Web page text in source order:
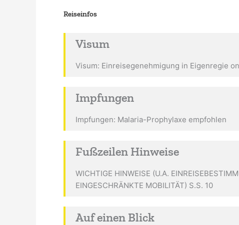
Reiseinfos
Visum
Visum: Einreisegenehmigung in Eigenregie
Impfungen
Impfungen: Malaria-Prophylaxe empfohlen
Fußzeilen Hinweise
WICHTIGE HINWEISE (U.A.
EINGESCHRÄNKTE MOBILITÄT) S.S. 10
Auf einen Blick